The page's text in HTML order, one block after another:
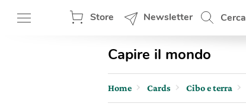
Store Newsletter Cerca
Capire il mondo
Home Cards Cibo e terra